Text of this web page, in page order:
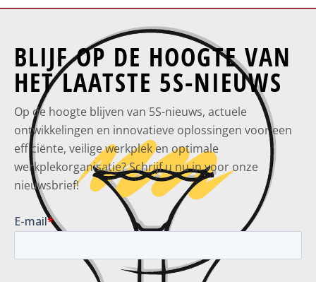
BLIJF OP DE HOOGTE VAN
HET LAATSTE 5S-NIEUWS
Op de hoogte blijven van 5S-nieuws, actuele
ontwikkelingen en innovatieve oplossingen voor een
efficiënte, veilige werkplek en optimale
werkplekorganisatie? Schrijf u nu in voor onze
nieuwsbrief!